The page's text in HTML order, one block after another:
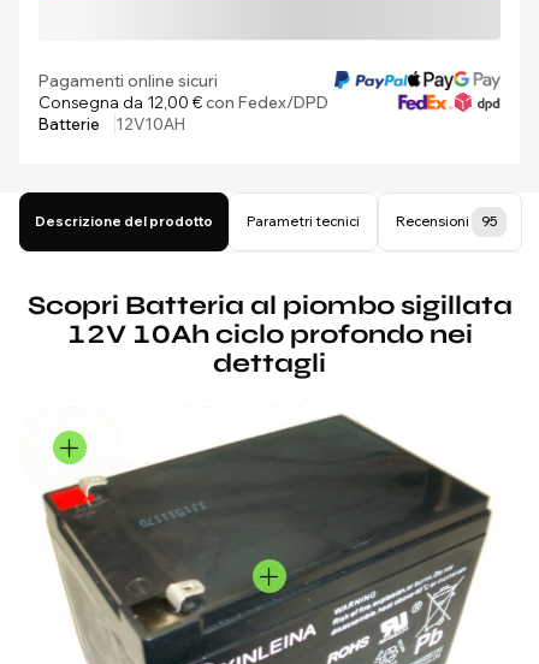
Pagamenti online sicuri
Consegna da 12,00 €con Fedex/DPD
Batterie
12V10AH
Descrizione del prodotto Parametri tecnici Recensioni 95
Scopri Batteria al piombo sigillata
12V 10Ah ciclo profondo nei
dettagli